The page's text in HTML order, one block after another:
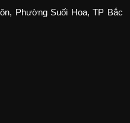
Phường Suối Hoa, TP Bắc